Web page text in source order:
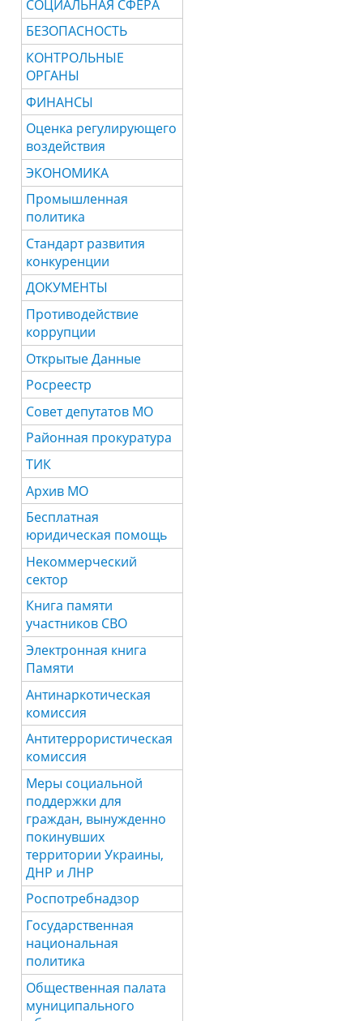
СОЦИАЛЬНАЯ СФЕРА
БЕЗОПАСНОСТЬ
КОНТРОЛЬНЫЕ
ОРГАНЫ
ФИНАНСЫ
Оценка регулирующего
воздействия
ЭКОНОМИКА
Промышленная
политика
Стандарт развития
конкуренции
ДОКУМЕНТЫ
Противодействие
коррупции
Открытые Данные
Росреестр
Совет депутатов МО
Районная прокуратура
ТИК
Архив МО
Бесплатная
юридическая помощь
Некоммерческий
сектор
Книга памяти
участников СВО
Электронная книга
Памяти
Антинаркотическая
комиссия
Антитеррористическая
комиссия
Меры социальной
поддержки для
граждан, вынужденно
покинувших
территории Украины,
ДНР и ЛНР
Роспотребнадзор
Государственная
национальная
политика
Общественная палата
муниципального